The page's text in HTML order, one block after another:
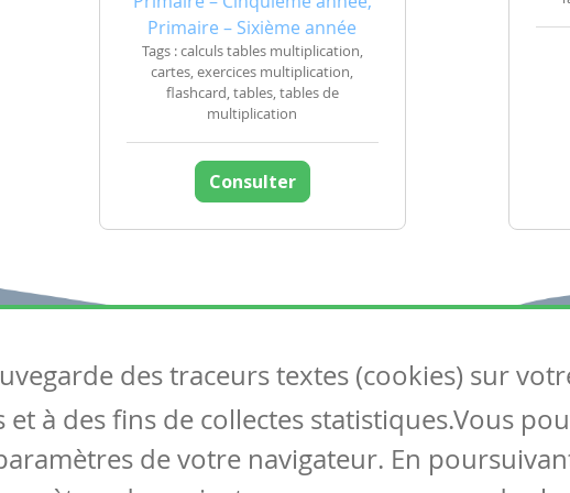
Primaire – Sixième année
Tags : calculs tables multiplication,
cartes, exercices multiplication,
flashcard, tables, tables de
multiplication
Consulter
Articles
Tous les articles
Articles DYS
Soutien
des traceurs textes (cookies) sur
à des fins de collectes statistiques.Vous
de votre navigateur. En